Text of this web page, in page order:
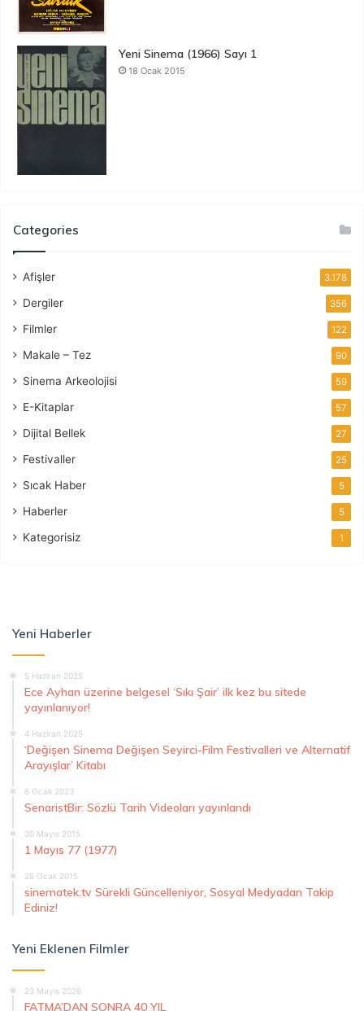
Yeni Sinema (1966) Sayı 1
18 Ocak 2015
Categories
Afişler 3.178
Dergiler 356
Filmler 122
Makale – Tez 90
Sinema Arkeolojisi 59
E-Kitaplar 57
Dijital Bellek 27
Festivaller 25
Sıcak Haber 5
Haberler 5
Kategorisiz 1
Yeni Haberler
5 Haziran 2025
Ece Ayhan üzerine belgesel ‘Sıkı Şair’ ilk kez bu sitede
yayınlanıyor!
4 Haziran 2025
‘Değişen Sinema Değişen Seyirci-Film Festivalleri ve Alternatif
Arayışlar’ Kitabı
6 Ocak 2023
SenaristBir: Sözlü Tarih Videoları yayınlandı
30 Mayıs 2015
1 Mayıs 77 (1977)
26 Ocak 2015
sinematek.tv Sürekli Güncelleniyor, Sosyal Medyadan Takip
Ediniz!
Yeni Eklenen Filmler
23 Mayıs 2026
FATMA’DAN SONRA 40 YIL